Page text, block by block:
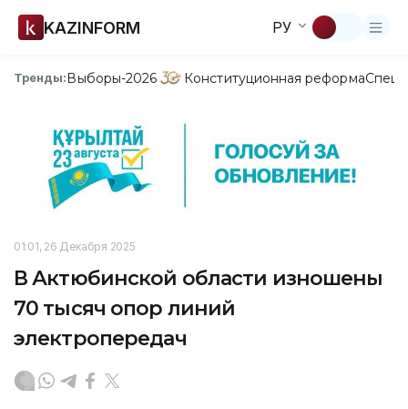
KAZINFORM РУ
Тренды:Выборы-2026 Конституционная реформа
01:01, 26 Декабря 2025
В Актюбинской области изношены
70 тысяч опор линий
электропередач